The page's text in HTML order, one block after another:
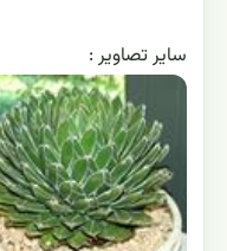
ساير تصاوير :